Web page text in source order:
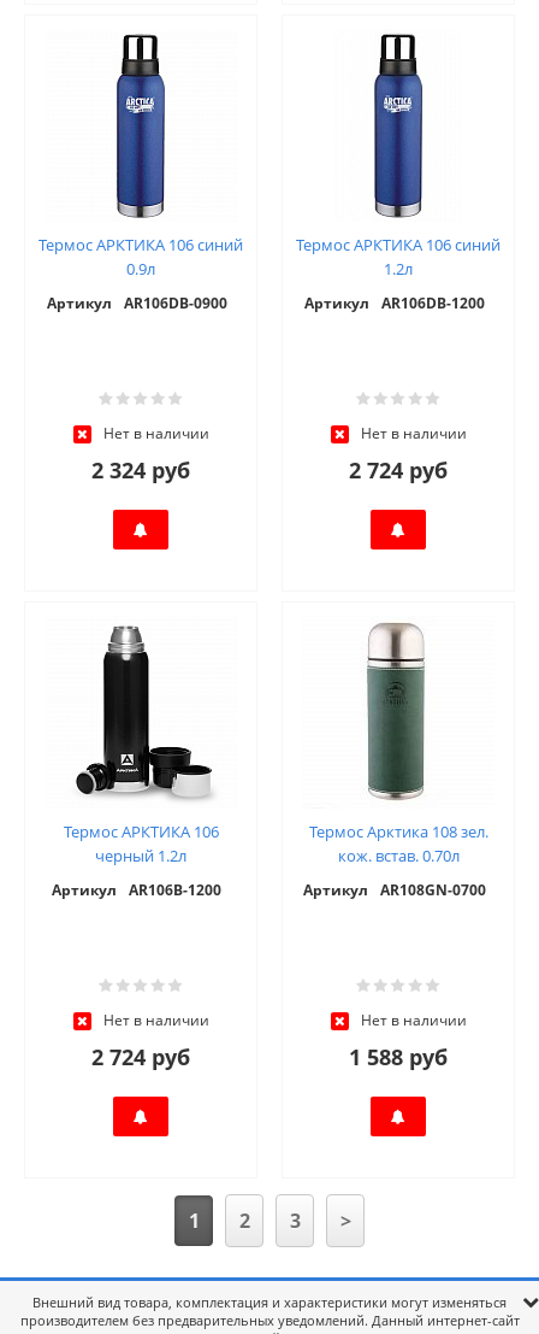
Термос АРКТИКА 106 синий
0.9л
Артикул AR106DB-0900
Нет в наличии
2 324 руб
Термос АРКТИКА 106 синий
1.2л
Артикул AR106DB-1200
Нет в наличии
2 724 руб
Термос АРКТИКА 106
черный 1.2л
Артикул AR106B-1200
Нет в наличии
2 724 руб
Термос Арктика 108 зел.
кож. встав. 0.70л
Артикул AR108GN-0700
Нет в наличии
1 588 руб
1 2 3 >
Внешний вид товара, комплектация и характеристики могут изменяться
производителем без предварительных уведомлений. Данный интернет-сайт